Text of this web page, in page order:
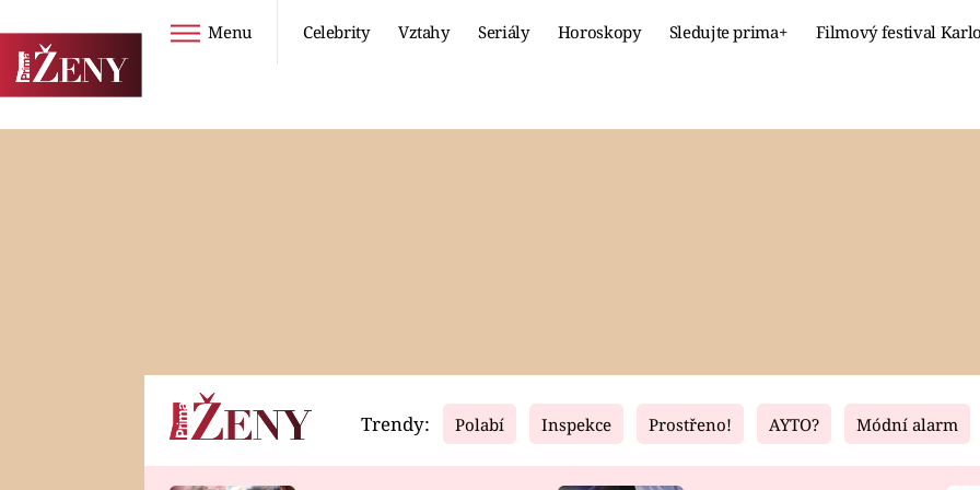
Menu Celebrity Vztahy Seriály Horoskopy Sledujte prima+ Filmový festival
Horoskopy Video Fresh Living
Trendy: Polabí Inspekce Prostřeno! AYTO? Módní alarm